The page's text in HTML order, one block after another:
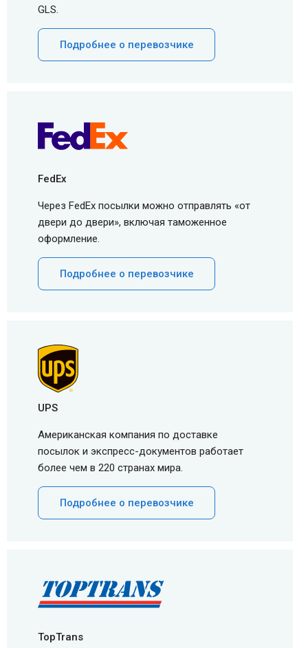
GLS.
Подробнее о перевозчике
FedEx
Через FedEx посылки можно отправлять «от
двери до двери», включая таможенное
оформление.
Подробнее о перевозчике
UPS
Американская компания по доставке
посылок и экспресс-документов работает
более чем в 220 странах мира.
Подробнее о перевозчике
TopTrans